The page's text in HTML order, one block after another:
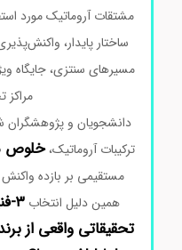
مشتقات آروماتیک مورد
ساختار پایدار،
مسیرهای سنتزی، جایگاه
مراکز
دانشجویان و پژوهشگران
ترکیبات آروماتیک،خلوص
مستقیمی بر بازده واکنش
همین دلیل انتخاب ۳-